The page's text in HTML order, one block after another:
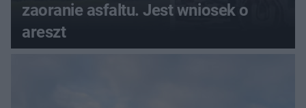
zaoranie asfaltu. Jest wniosek o
areszt